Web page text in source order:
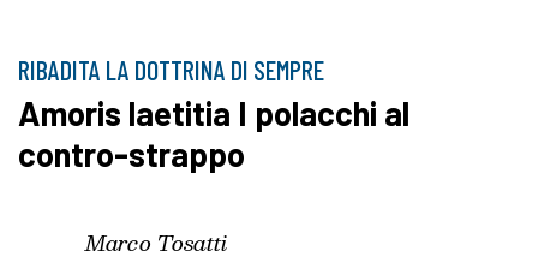
RIBADITA LA DOTTRINA DI SEMPRE
Amoris laetitia I polacchi al
contro-strappo
Marco Tosatti